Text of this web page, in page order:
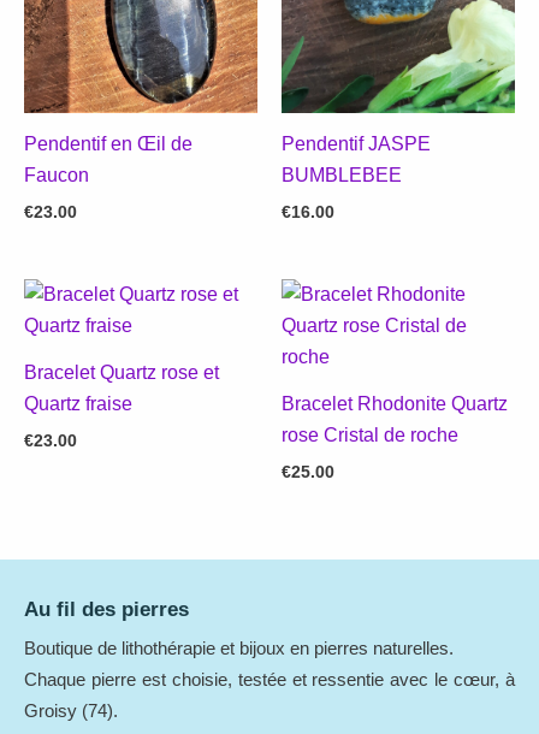
Pendentif en Œil de
Faucon
€23.00
Pendentif JASPE
BUMBLEBEE
€16.00
Bracelet Quartz rose et
Quartz fraise
€23.00
Bracelet Rhodonite Quartz
rose Cristal de roche
€25.00
Au fil des pierres
Boutique de lithothérapie et bijoux en pierres naturelles.
Chaque pierre est choisie, testée et ressentie avec le cœur, à
Groisy (74).